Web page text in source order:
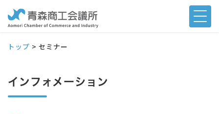
トップ > セミナー
インフォメーション